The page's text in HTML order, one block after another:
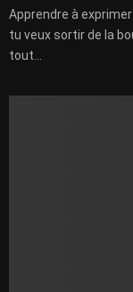
Apprendre à
tu veux sortir de la
tout...